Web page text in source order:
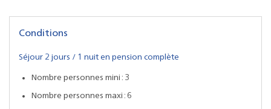
Conditions
Séjour 2 jours / 1 nuit en pension complète
Nombre personnes mini : 3
Nombre personnes maxi : 6